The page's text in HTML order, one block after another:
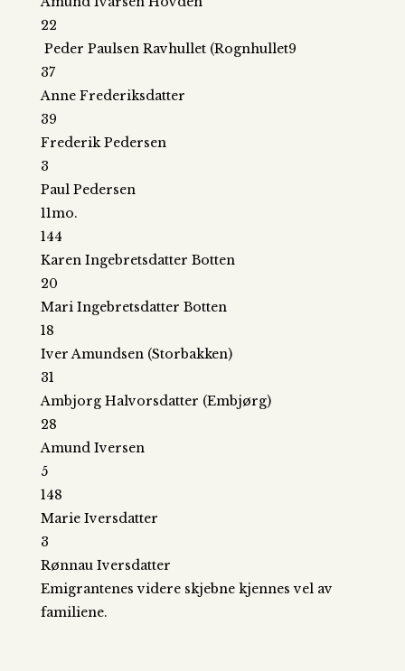
22
Peder Paulsen Ravhullet (Rognhullet9
37
Anne Frederiksdatter
39
Frederik Pedersen
3
Paul Pedersen
11mo.
144
Karen Ingebretsdatter Botten
20
Mari Ingebretsdatter Botten
18
Iver Amundsen (Storbakken)
31
Ambjorg Halvorsdatter (Embjørg)
28
Amund Iversen
5
148
Marie Iversdatter
3
Rønnau Iversdatter
Emigrantenes videre skjebne kjennes vel av
familiene.